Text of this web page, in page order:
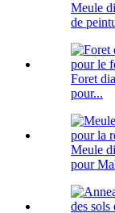
Meule
de
Foret
pour...
Meule
pour